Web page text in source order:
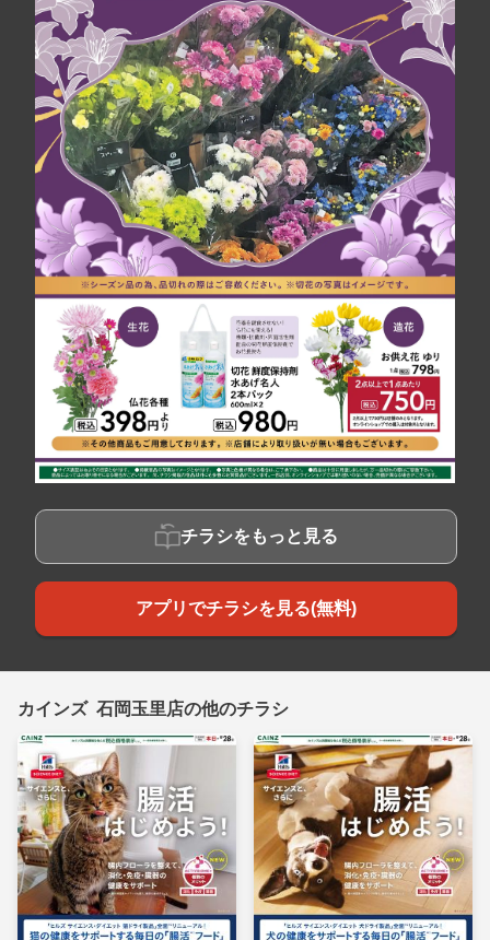
チラシをもっと見る
アプリでチラシを見る(無料)
カインズ 石岡玉里店の他のチラシ